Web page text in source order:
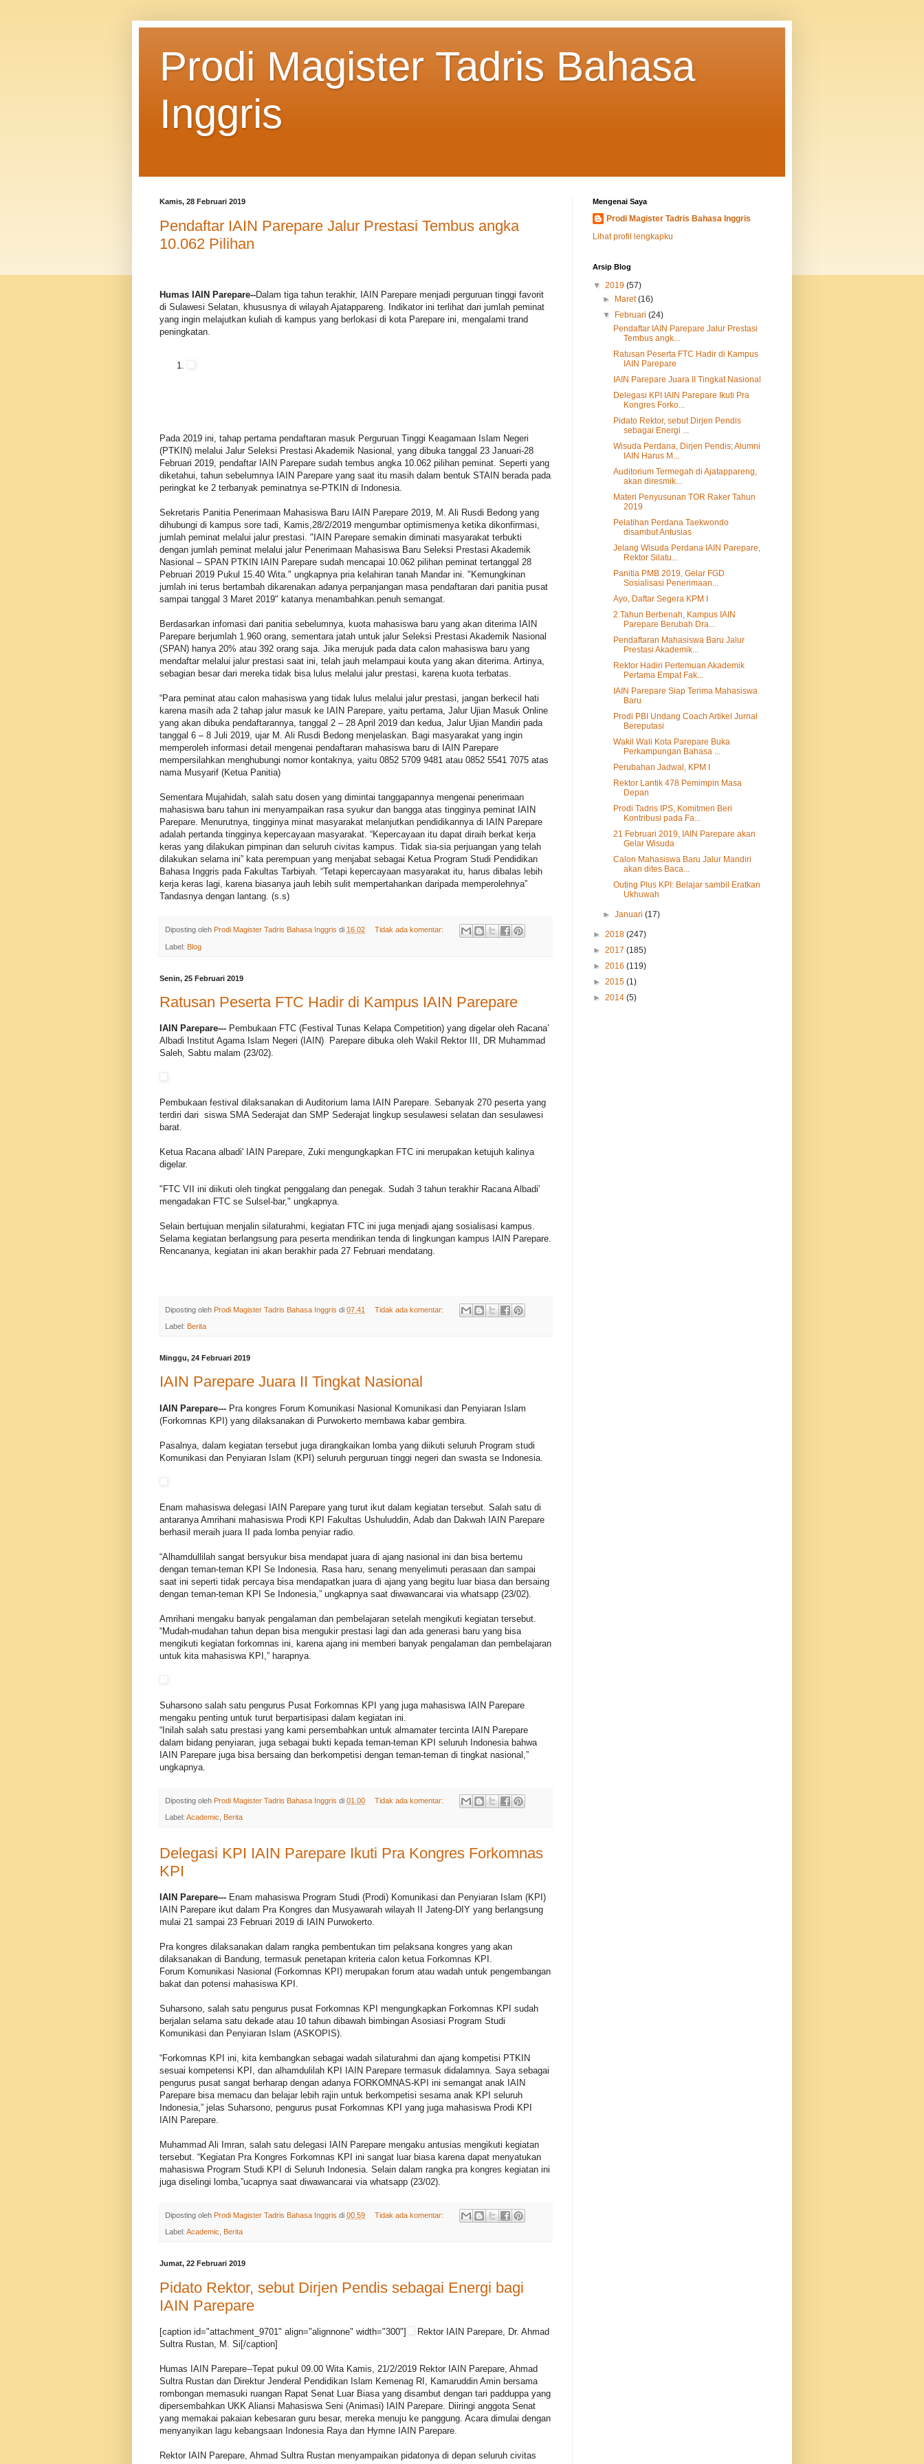
Prodi Magister Tadris Bahasa
Inggris
Kamis, 28 Februari 2019
Pendaftar IAIN Parepare Jalur Prestasi Tembus angka
10.062 Pilihan
Humas IAIN Parepare--Dalam tiga tahun terakhir, IAIN Parepare menjadi perguruan tinggi favorit
di Sulawesi Selatan, khususnya di wilayah Ajatappareng. Indikator ini terlihat dari jumlah peminat
yang ingin melajutkan kuliah di kampus yang berlokasi di kota Parepare ini, mengalami trand
peningkatan.
Pada 2019 ini, tahap pertama pendaftaran masuk Perguruan Tinggi Keagamaan Islam Negeri
(PTKIN) melalui Jalur Seleksi Prestasi Akademik Nasional, yang dibuka tanggal 23 Januari-28
Februari 2019, pendaftar IAIN Parepare sudah tembus angka 10.062 pilihan peminat. Seperti yang
diketahui, tahun sebelumnya IAIN Parepare yang saat itu masih dalam bentuk STAIN berada pada
peringkat ke 2 terbanyak peminatnya se-PTKIN di Indonesia.
Sekretaris Panitia Penerimaan Mahasiswa Baru IAIN Parepare 2019, M. Ali Rusdi Bedong yang
dihubungi di kampus sore tadi, Kamis,28/2/2019 mengumbar optimismenya ketika dikonfirmasi,
jumlah peminat melalui jalur prestasi. "IAIN Parepare semakin diminati masyarakat terbukti
dengan jumlah peminat melalui jalur Penerimaan Mahasiswa Baru Seleksi Prestasi Akademik
Nasional – SPAN PTKIN IAIN Parepare sudah mencapai 10.062 pilihan peminat tertanggal 28
Pebruari 2019 Pukul 15.40 Wita." ungkapnya pria kelahiran tanah Mandar ini. "Kemungkinan
jumlah ini terus bertambah dikarenakan adanya perpanjangan masa pendaftaran dari panitia pusat
sampai tanggal 3 Maret 2019" katanya menambahkan.penuh semangat.
Berdasarkan infomasi dari panitia sebelumnya, kuota mahasiswa baru yang akan diterima IAIN
Parepare berjumlah 1.960 orang, sementara jatah untuk jalur Seleksi Prestasi Akademik Nasional
(SPAN) hanya 20% atau 392 orang saja. Jika merujuk pada data calon mahasiswa baru yang
mendaftar melalui jalur prestasi saat ini, telah jauh melampaui kouta yang akan diterima. Artinya,
sebagian besar dari mereka tidak bisa lulus melalui jalur prestasi, karena kuota terbatas.
“Para peminat atau calon mahasiswa yang tidak lulus melalui jalur prestasi, jangan berkecil hati
karena masih ada 2 tahap jalur masuk ke IAIN Parepare, yaitu pertama, Jalur Ujian Masuk Online
yang akan dibuka pendaftarannya, tanggal 2 – 28 April 2019 dan kedua, Jalur Ujian Mandiri pada
tanggal 6 – 8 Juli 2019, ujar M. Ali Rusdi Bedong menjelaskan. Bagi masyarakat yang ingin
memperoleh informasi detail mengenai pendaftaran mahasiswa baru di IAIN Parepare
mempersilahkan menghubungi nomor kontaknya, yaitu 0852 5709 9481 atau 0852 5541 7075 atas
nama Musyarif (Ketua Panitia)
Sementara Mujahidah, salah satu dosen yang dimintai tanggapannya mengenai penerimaan
mahasiswa baru tahun ini menyampaikan rasa syukur dan bangga atas tingginya peminat IAIN
Parepare. Menurutnya, tingginya minat masyarakat melanjutkan pendidikannya di IAIN Parepare
adalah pertanda tingginya kepercayaan masyarakat. “Kepercayaan itu dapat diraih berkat kerja
keras yang dilakukan pimpinan dan seluruh civitas kampus. Tidak sia-sia perjuangan yang telah
dilakukan selama ini” kata perempuan yang menjabat sebagai Ketua Program Studi Pendidikan
Bahasa Inggris pada Fakultas Tarbiyah. “Tetapi kepercayaan masyarakat itu, harus dibalas lebih
kerja keras lagi, karena biasanya jauh lebih sulit mempertahankan daripada memperolehnya”
Tandasnya dengan lantang. (s.s)
Diposting oleh Prodi Magister Tadris Bahasa Inggris di 16.02 Tidak ada komentar:
Label: Blog
Senin, 25 Februari 2019
Ratusan Peserta FTC Hadir di Kampus IAIN Parepare
IAIN Parepare--- Pembukaan FTC (Festival Tunas Kelapa Competition) yang digelar oleh Racana’
Albadi Institut Agama Islam Negeri (IAIN) Parepare dibuka oleh Wakil Rektor III, DR Muhammad
Saleh, Sabtu malam (23/02).
Pembukaan festival dilaksanakan di Auditorium lama IAIN Parepare. Sebanyak 270 peserta yang
terdiri dari siswa SMA Sederajat dan SMP Sederajat lingkup sesulawesi selatan dan sesulawesi
barat.
Ketua Racana albadi' IAIN Parepare, Zuki mengungkapkan FTC ini merupakan ketujuh kalinya
digelar.
"FTC VII ini diikuti oleh tingkat penggalang dan penegak. Sudah 3 tahun terakhir Racana Albadi'
mengadakan FTC se Sulsel-bar," ungkapnya.
Selain bertujuan menjalin silaturahmi, kegiatan FTC ini juga menjadi ajang sosialisasi kampus.
Selama kegiatan berlangsung para peserta mendirikan tenda di lingkungan kampus IAIN Parepare.
Rencananya, kegiatan ini akan berakhir pada 27 Februari mendatang.
Diposting oleh Prodi Magister Tadris Bahasa Inggris di 07.41 Tidak ada komentar:
Label: Berita
Minggu, 24 Februari 2019
IAIN Parepare Juara II Tingkat Nasional
IAIN Parepare--- Pra kongres Forum Komunikasi Nasional Komunikasi dan Penyiaran Islam
(Forkomnas KPI) yang dilaksanakan di Purwokerto membawa kabar gembira.
Pasalnya, dalam kegiatan tersebut juga dirangkaikan lomba yang diikuti seluruh Program studi
Komunikasi dan Penyiaran Islam (KPI) seluruh perguruan tinggi negeri dan swasta se Indonesia.
Enam mahasiswa delegasi IAIN Parepare yang turut ikut dalam kegiatan tersebut. Salah satu di
antaranya Amrihani mahasiswa Prodi KPI Fakultas Ushuluddin, Adab dan Dakwah IAIN Parepare
berhasil meraih juara II pada lomba penyiar radio.
“Alhamdullilah sangat bersyukur bisa mendapat juara di ajang nasional ini dan bisa bertemu
dengan teman-teman KPI Se Indonesia. Rasa haru, senang menyelimuti perasaan dan sampai
saat ini seperti tidak percaya bisa mendapatkan juara di ajang yang begitu luar biasa dan bersaing
dengan teman-teman KPI Se Indonesia,” ungkapnya saat diwawancarai via whatsapp (23/02).
Amrihani mengaku banyak pengalaman dan pembelajaran setelah mengikuti kegiatan tersebut.
“Mudah-mudahan tahun depan bisa mengukir prestasi lagi dan ada generasi baru yang bisa
mengikuti kegiatan forkomnas ini, karena ajang ini memberi banyak pengalaman dan pembelajaran
untuk kita mahasiswa KPI,” harapnya.
Suharsono salah satu pengurus Pusat Forkomnas KPI yang juga mahasiswa IAIN Parepare
mengaku penting untuk turut berpartisipasi dalam kegiatan ini.
“Inilah salah satu prestasi yang kami persembahkan untuk almamater tercinta IAIN Parepare
dalam bidang penyiaran, juga sebagai bukti kepada teman-teman KPI seluruh Indonesia bahwa
IAIN Parepare juga bisa bersaing dan berkompetisi dengan teman-teman di tingkat nasional,”
ungkapnya.
Diposting oleh Prodi Magister Tadris Bahasa Inggris di 01.00 Tidak ada komentar:
Label: Academic Berita
Delegasi KPI IAIN Parepare Ikuti Pra Kongres Forkomnas
KPI
IAIN Parepare--- Enam mahasiswa Program Studi (Prodi) Komunikasi dan Penyiaran Islam (KPI)
IAIN Parepare ikut dalam Pra Kongres dan Musyawarah wilayah II Jateng-DIY yang berlangsung
mulai 21 sampai 23 Februari 2019 di IAIN Purwokerto.
Pra kongres dilaksanakan dalam rangka pembentukan tim pelaksana kongres yang akan
dilaksanakan di Bandung, termasuk penetapan kriteria calon ketua Forkomnas KPI.
Forum Komunikasi Nasional (Forkomnas KPI) merupakan forum atau wadah untuk pengembangan
bakat dan potensi mahasiswa KPI.
Suharsono, salah satu pengurus pusat Forkomnas KPI mengungkapkan Forkomnas KPI sudah
berjalan selama satu dekade atau 10 tahun dibawah bimbingan Asosiasi Program Studi
Komunikasi dan Penyiaran Islam (ASKOPIS).
“Forkomnas KPI ini, kita kembangkan sebagai wadah silaturahmi dan ajang kompetisi PTKIN
sesuai kompetensi KPI, dan alhamdulilah KPI IAIN Parepare termasuk didalamnya. Saya sebagai
pengurus pusat sangat berharap dengan adanya FORKOMNAS-KPI ini semangat anak IAIN
Parepare bisa memacu dan belajar lebih rajin untuk berkompetisi sesama anak KPI seluruh
Indonesia,” jelas Suharsono, pengurus pusat Forkomnas KPI yang juga mahasiswa Prodi KPI
IAIN Parepare.
Muhammad Ali Imran, salah satu delegasi IAIN Parepare mengaku antusias mengikuti kegiatan
tersebut. “Kegiatan Pra Kongres Forkomnas KPI ini sangat luar biasa karena dapat menyatukan
mahasiswa Program Studi KPI di Seluruh Indonesia. Selain dalam rangka pra kongres kegiatan ini
juga diselingi lomba,”ucapnya saat diwawancarai via whatsapp (23/02).
Diposting oleh Prodi Magister Tadris Bahasa Inggris di 00.59 Tidak ada komentar:
Label: Academic, Berita
Jumat, 22 Februari 2019
Pidato Rektor, sebut Dirjen Pendis sebagai Energi bagi
IAIN Parepare
[caption id="attachment_9701" align="alignnone" width="300"]
Rektor IAIN Parepare, Dr. Ahmad
Sultra Rustan, M. Si[/caption]
Humas IAIN Parepare--Tepat pukul 09.00 Wita Kamis, 21/2/2019 Rektor IAIN Parepare, Ahmad
Sultra Rustan dan Direktur Jenderal Pendidikan Islam Kemenag RI, Kamaruddin Amin bersama
rombongan memasuki ruangan Rapat Senat Luar Biasa yang disambut dengan tari padduppa yang
dipersembahkan UKK Aliansi Mahasiswa Seni (Animasi) IAIN Parepare. Diiringi anggota Senat
yang memakai pakaian kebesaran guru besar, mereka menuju ke panggung. Acara dimulai dengan
menyanyikan lagu kebangsaan Indonesia Raya dan Hymne IAIN Parepare.
Rektor IAIN Parepare, Ahmad Sultra Rustan menyampaikan pidatonya di depan seluruh civitas
Mengenai Saya
Prodi Magister Tadris Bahasa Inggris
Lihat profil lengkapku
Arsip Blog
▼ 2019 (57)
►
Maret(16)
▼
Februari(24)
Pendaftar IAIN Parepare Jalur Prestasi
Tembus angk...
Ratusan Peserta FTC Hadir di Kampus
IAIN Parepare
IAIN Parepare Juara II Tingkat Nasional
Delegasi KPI IAIN Parepare Ikuti Pra
Kongres Forko...
Pidato Rektor, sebut Dirjen Pendis
sebagai Energi ...
Wisuda Perdana, Dirjen Pendis; Alumni
IAIN Harus M...
Auditorium Termegah di Ajatappareng,
akan diresmik...
Materi Penyusunan TOR Raker Tahun
2019
Pelatihan Perdana Taekwondo
disambut Antusias
Jelang Wisuda Perdana IAIN Parepare,
Rektor Silatu...
Panitia PMB 2019, Gelar FGD
Sosialisasi Penerimaan...
Ayo, Daftar Segera KPM I
2 Tahun Berbenah, Kampus IAIN
Parepare Berubah Dra...
Pendaftaran Mahasiswa Baru Jalur
Prestasi Akademik...
Rektor Hadiri Pertemuan Akademik
Pertama Empat Fak...
IAIN Parepare Siap Terima Mahasiswa
Baru
Prodi PBI Undang Coach Artikel Jurnal
Bereputasi
Wakil Wali Kota Parepare Buka
Perkampungan Bahasa ...
Perubahan Jadwal, KPM I
Rektor Lantik 478 Pemimpin Masa
Depan
Prodi Tadris IPS, Komitmen Beri
Kontribusi pada Fa...
21 Februari 2019, IAIN Parepare akan
Gelar Wisuda
Calon Mahasiswa Baru Jalur Mandiri
akan dites Baca...
Outing Plus KPI: Belajar sambil Eratkan
Ukhuwah
►Januari(17)
► 2018 (247)
► 2017 (185)
► 2016 (119)
► 2015 (1)
► 2014 (5)